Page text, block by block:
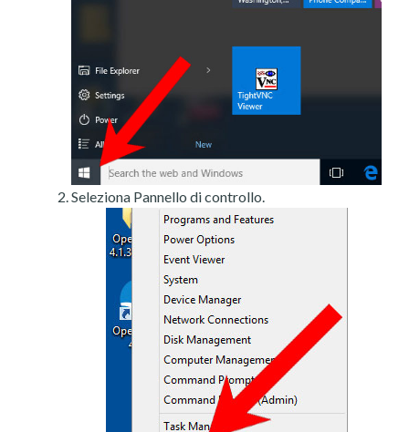
Seleziona Pannello di controllo.